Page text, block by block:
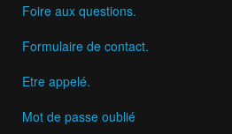
Foire aux questions.
Formulaire de contact.
Etre appelé.
Mot de passe oublié